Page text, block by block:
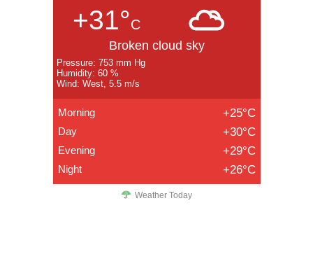
+31°C
Broken cloud sky
Pressure: 753 mm Hg
Humidity: 60 %
Wind: West, 5.5 m/s
Morning +25°C
Day +30°C
Evening +29°C
Night +26°C
Weather Today